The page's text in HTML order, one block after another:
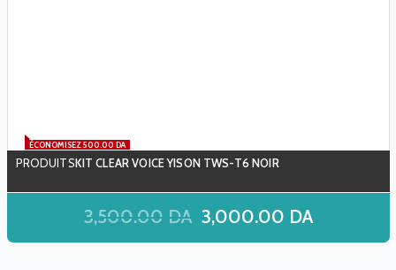
ÉCONOMISEZ 500.00 DA
KIT CLEAR VOICE YISON TWS-T6 NOIR
3,500.00 DA 3,000.00 DA